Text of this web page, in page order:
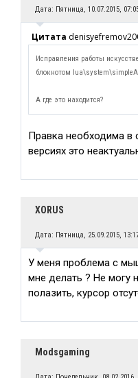
Дата: Пятница, 10.07.2015,
Цитата
Исправления работы
блокнотом
А где это находится?
Правка необходима в
версиях это
XORUS
Дата: Пятница, 25.09.2015,
У меня проблема с
мне делать ? Не могу
полазить, курсор
Modsgaming